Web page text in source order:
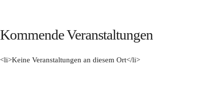
Kommende Veranstaltungen
<li>Keine Veranstaltungen an diesem Ort</li>